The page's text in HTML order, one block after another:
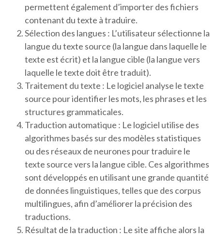
permettent également d’importer des fichiers
contenant du texte à traduire.
Sélection des langues : L’utilisateur sélectionne la
langue du texte source (la langue dans laquelle le
texte est écrit) et la langue cible (la langue vers
laquelle le texte doit être traduit).
Traitement du texte : Le logiciel analyse le texte
source pour identifier les mots, les phrases et les
structures grammaticales.
Traduction automatique : Le logiciel utilise des
algorithmes basés sur des modèles statistiques
ou des réseaux de neurones pour traduire le
texte source vers la langue cible. Ces algorithmes
sont développés en utilisant une grande quantité
de données linguistiques, telles que des corpus
multilingues, afin d’améliorer la précision des
traductions.
Résultat de la traduction : Le site affiche alors la